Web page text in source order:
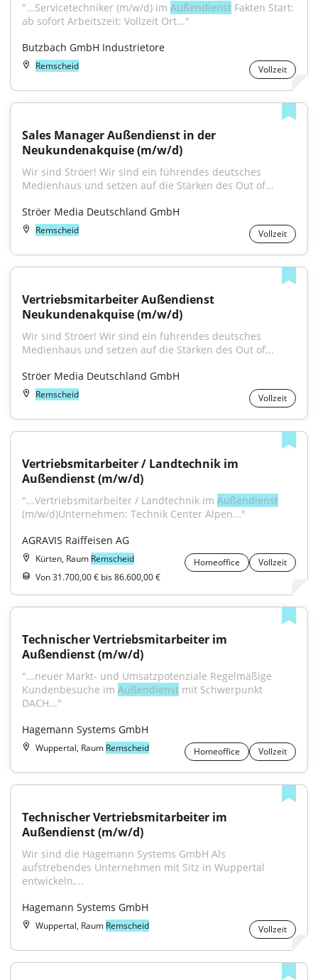
"...Servicetechniker (m/w/d) im Außendienst Fakten Start:
ab sofort Arbeitszeit: Vollzeit Ort..."
Butzbach GmbH Industrietore
Remscheid Vollzeit
Sales Manager Außendienst in der
Neukundenakquise (m/w/d)
Wir sind Ströer! Wir sind ein führendes deutsches
Medienhaus und setzen auf die Stärken des Out of...
Ströer Media Deutschland GmbH
Remscheid Vollzeit
Vertriebsmitarbeiter Außendienst
Neukundenakquise (m/w/d)
Wir sind Ströer! Wir sind ein führendes deutsches
Medienhaus und setzen auf die Stärken des Out of...
Ströer Media Deutschland GmbH
Remscheid Vollzeit
Vertriebsmitarbeiter / Landtechnik im
Außendienst (m/w/d)
"...Vertriebsmitarbeiter / Landtechnik im Außendienst
(m/w/d)Unternehmen: Technik Center Alpen..."
AGRAVIS Raiffeisen AG
Kürten, Raum Remscheid Homeoffice
Vollzeit
Von 31.700,00 € bis 86.600,00 €
Technischer Vertriebsmitarbeiter im
Außendienst (m/w/d)
"...neuer Markt- und Umsatzpotenziale Regelmäßige
Kundenbesuche im Außendienst mit Schwerpunkt
DACH..."
Hagemann Systems GmbH
Wuppertal, Raum Remscheid Homeoffice Vollzeit
Technischer Vertriebsmitarbeiter im
Außendienst (m/w/d)
Wir sind die Hagemann Systems GmbH Als
aufstrebendes Unternehmen mit Sitz in Wuppertal
entwickeln,...
Hagemann Systems GmbH
Wuppertal, Raum Remscheid Vollzeit